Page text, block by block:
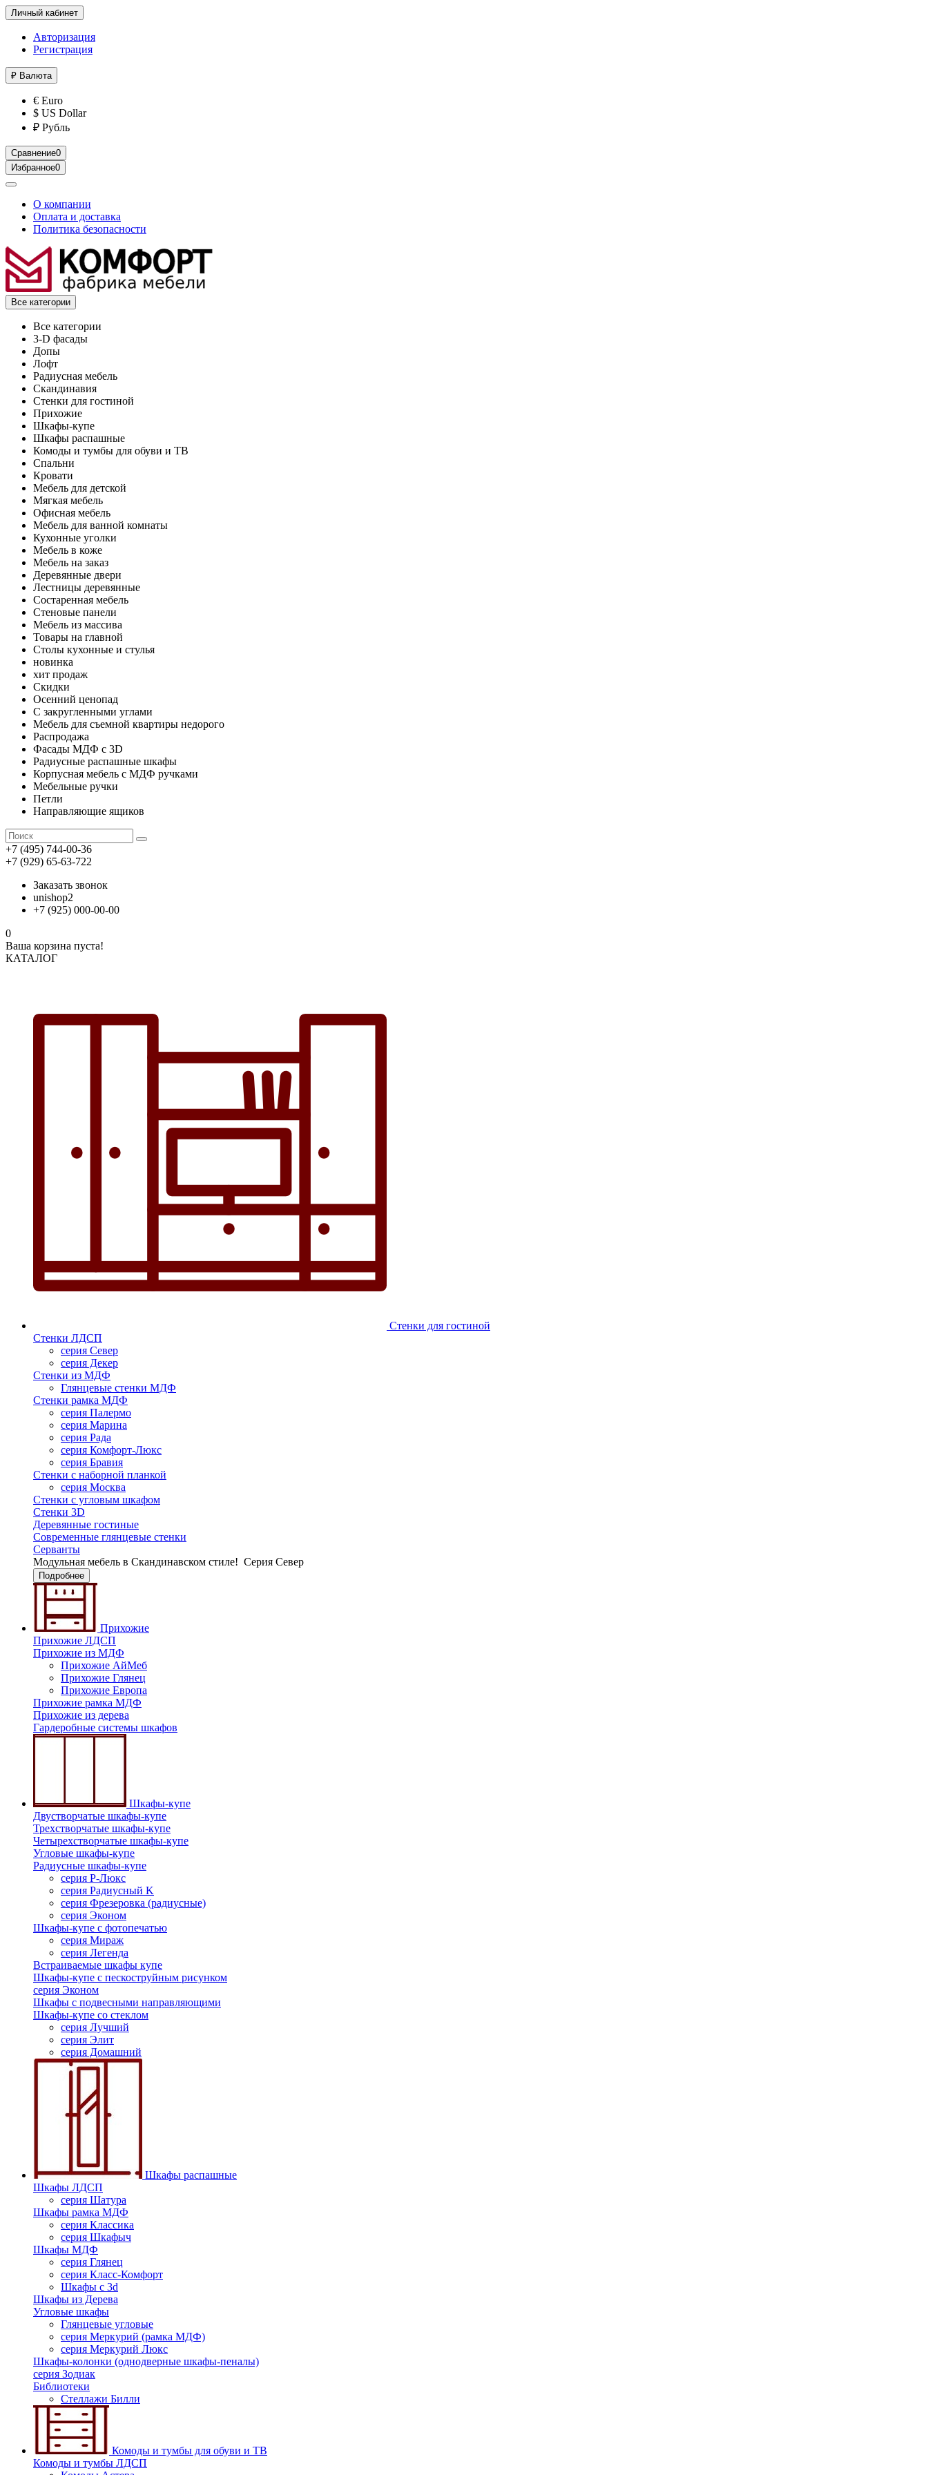
Личный кабинет
Авторизация
Регистрация
₽ Валюта
€ Euro
$ US Dollar
₽ Рубль
Сравнение0
Избранное0
О компании
Оплата и доставка
Политика безопасности
Все категории
Все категории
3-D фасады
Допы
Лофт
Радиусная мебель
Скандинавия
Стенки для гостиной
Прихожие
Шкафы-купе
Шкафы распашные
Комоды и тумбы для обуви и ТВ
Спальни
Кровати
Мебель для детской
Мягкая мебель
Офисная мебель
Мебель для ванной комнаты
Кухонные уголки
Мебель в коже
Мебель на заказ
Деревянные двери
Лестницы деревянные
Состаренная мебель
Стеновые панели
Мебель из массива
Товары на главной
Столы кухонные и стулья
новинка
хит продаж
Скидки
Осенний ценопад
С закругленными углами
Мебель для съемной квартиры недорого
Распродажа
Фасады МДФ с 3D
Радиусные распашные шкафы
Корпусная мебель с МДФ ручками
Мебельные ручки
Петли
Направляющие ящиков
+7 (495) 744-00-36
+7 (929) 65-63-722
Заказать звонок
unishop2
+7 (925) 000-00-00
0
Ваша корзина пуста!
КАТАЛОГ
Стенки для гостиной
Стенки ЛДСП
серия Север
серия Декер
Стенки из МДФ
Глянцевые стенки МДФ
Стенки рамка МДФ
серия Палермо
серия Марина
серия Рада
серия Комфорт-Люкс
серия Бравия
Стенки с наборной планкой
серия Москва
Стенки с угловым шкафом
Стенки 3D
Деревянные гостиные
Современные глянцевые стенки
Серванты
Модульная мебель в Скандинавском стиле! Серия Север
Подробнее
Прихожие
Прихожие ЛДСП
Прихожие из МДФ
Прихожие АйМеб
Прихожие Глянец
Прихожие Европа
Прихожие рамка МДФ
Прихожие из дерева
Гардеробные системы шкафов
Шкафы-купе
Двустворчатые шкафы-купе
Трехстворчатые шкафы-купе
Четырехстворчатые шкафы-купе
Угловые шкафы-купе
Радиусные шкафы-купе
серия Р-Люкс
серия Радиусный K
серия Фрезеровка (радиусные)
серия Эконом
Шкафы-купе с фотопечатью
серия Мираж
серия Легенда
Встраиваемые шкафы купе
Шкафы-купе с пескоструйным рисунком
серия Эконом
Шкафы с подвесными направляющими
Шкафы-купе со стеклом
серия Лучший
серия Элит
серия Домашний
Шкафы распашные
Шкафы ЛДСП
серия Шатура
Шкафы рамка МДФ
серия Классика
серия Шкафыч
Шкафы МДФ
серия Глянец
серия Класс-Комфорт
Шкафы с 3d
Шкафы из Дерева
Угловые шкафы
Глянцевые угловые
серия Меркурий (рамка МДФ)
серия Меркурий Люкс
Шкафы-колонки (однодверные шкафы-пеналы)
серия Зодиак
Библиотеки
Стеллажи Билли
Комоды и тумбы для обуви и ТВ
Комоды и тумбы ЛДСП